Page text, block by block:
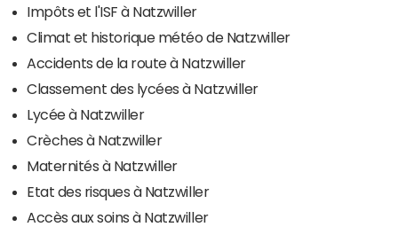
Impôts et l'ISF à Natzwiller
Climat et historique météo de Natzwiller
Accidents de la route à Natzwiller
Classement des lycées à Natzwiller
Lycée à Natzwiller
Crèches à Natzwiller
Maternités à Natzwiller
Etat des risques à Natzwiller
Accès aux soins à Natzwiller